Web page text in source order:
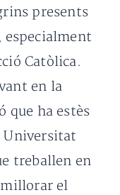
presents
especialment
Catòlica.
en la
que ha estès
Universitat
treballen en
el